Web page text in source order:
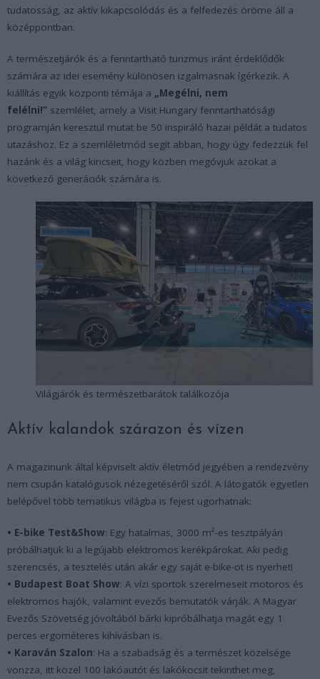
tudatosság, az aktív kikapcsolódás és a felfedezés öröme áll a
középpontban.
A természetjárók és a fenntartható turizmus iránt érdeklődők
számára az idei esemény különösen izgalmasnak ígérkezik. A
kiállítás egyik központi témája a „Megélni, nem
felélni!” szemlélet, amely a Visit Hungary fenntarthatósági
programján keresztül mutat be 50 inspiráló hazai példát a tudatos
utazáshoz. Ez a szemléletmód segít abban, hogy úgy fedezzük fel
hazánk és a világ kincseit, hogy közben megóvjuk azokat a
következő generációk számára is.
Világjárók és természetbarátok találkozója
Aktív kalandok szárazon és vízen
A magazinunk által képviselt aktív életmód jegyében a rendezvény
nem csupán katalógusok nézegetéséről szól. A látogatók egyetlen
belépővel több tematikus világba is fejest ugorhatnak:
• E-bike Test&Show: Egy hatalmas, 3000 m²-es tesztpályán
próbálhatjuk ki a legújabb elektromos kerékpárokat. Aki pedig
szerencsés, a tesztelés után akár egy saját e-bike-ot is nyerhet!
• Budapest Boat Show: A vízi sportok szerelmeseit motoros és
elektromos hajók, valamint evezős bemutatók várják. A Magyar
Evezős Szövetség jóvoltából bárki kipróbálhatja magát egy 1
perces ergométeres kihívásban is.
• Karaván Szalon: Ha a szabadság és a természet közelsége
vonzza, itt közel 100 lakóautót és lakókocsit tekinthet meg,